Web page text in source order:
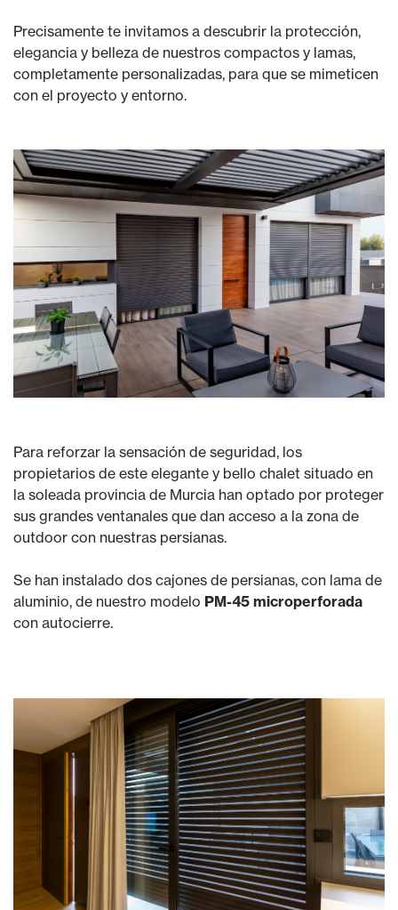
Precisamente te invitamos a descubrir la protección,
elegancia y belleza de nuestros compactos y lamas,
completamente personalizadas, para que se mimeticen
con el proyecto y entorno.
Para reforzar la sensación de seguridad, los
propietarios de este elegante y bello chalet situado en
la soleada provincia de Murcia han optado por proteger
sus grandes ventanales que dan acceso a la zona de
outdoor con nuestras persianas.
Se han instalado dos cajones de persianas, con lama de
aluminio, de nuestro modelo PM-45 microperforada
con autocierre.